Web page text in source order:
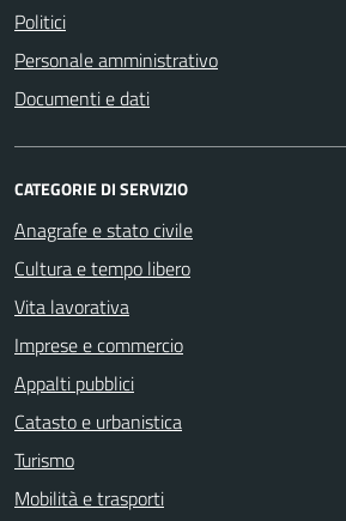
Politici
Personale amministrativo
Documenti e dati
CATEGORIE DI SERVIZIO
Anagrafe e stato civile
Cultura e tempo libero
Vita lavorativa
Imprese e commercio
Appalti pubblici
Catasto e urbanistica
Turismo
Mobilità e trasporti